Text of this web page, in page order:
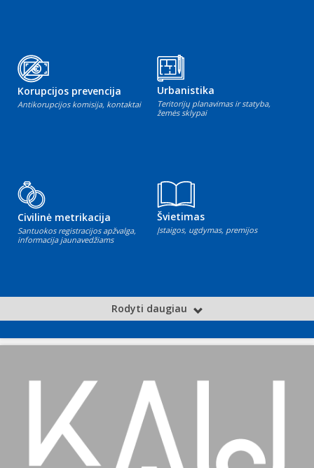
Korupcijos prevencija
Antikorupcijos komisija, kontaktai
Urbanistika
Teritorijų planavimas ir statyba,
žemės sklypai
Civilinė metrikacija
Santuokos registracijos apžvalga,
informacija jaunavedžiams
Švietimas
Įstaigos, ugdymas, premijos
Rodyti daugiau